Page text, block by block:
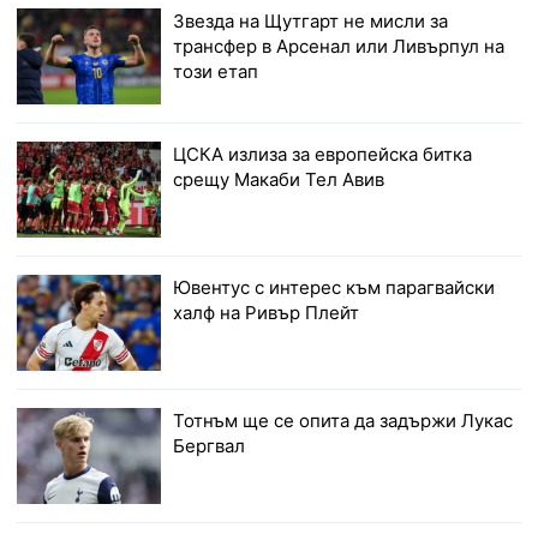
Звезда на Щутгарт не мисли за
трансфер в Арсенал или Ливърпул на
този етап
ЦСКА излиза за европейска битка
срещу Макаби Тел Авив
Ювентус с интерес към парагвайски
халф на Ривър Плейт
Тотнъм ще се опита да задържи Лукас
Бергвал